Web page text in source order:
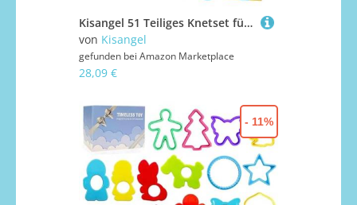
Kisangel 51 Teiliges Knetset für Eiscreme Nudel und Hamburger Maschine Multifunktionales Küchen Kreativität Motorik und Sozialer Interaktion Geeignet Ab Jahren
von Kisangel
gefunden bei Amazon Marketplace
28,09 €
- 11%